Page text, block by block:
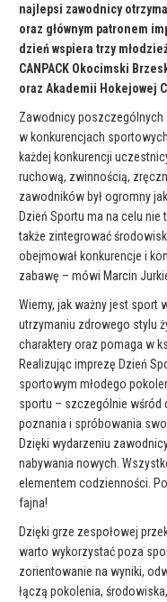
najlepsi zawodnicy
oraz głównym patronem
dzień wspiera trzy
CANPACK Okocimski
oraz Akademii Hokejowej
Zawodnicy
w konkurencjach
każdej konkurencji
ruchową, zwinnością,
zawodników był ogromny
Dzień Sportu ma na celu
także zintegrować
obejmował konkurencje i
zabawę – mówi Marcin
Wiemy, jak ważny jest sport
utrzymaniu zdrowego stylu
charaktery oraz pomaga w
Realizując imprezę Dzień
sportowym młodego
sportu – szczególnie
poznania i spróbowania
Dzięki wydarzeniu
nabywania nowych.
elementem codzienności.
fajna!
Dzięki grze zespołowej
warto wykorzystać poza
zorientowanie na wyniki,
łączą pokolenia,